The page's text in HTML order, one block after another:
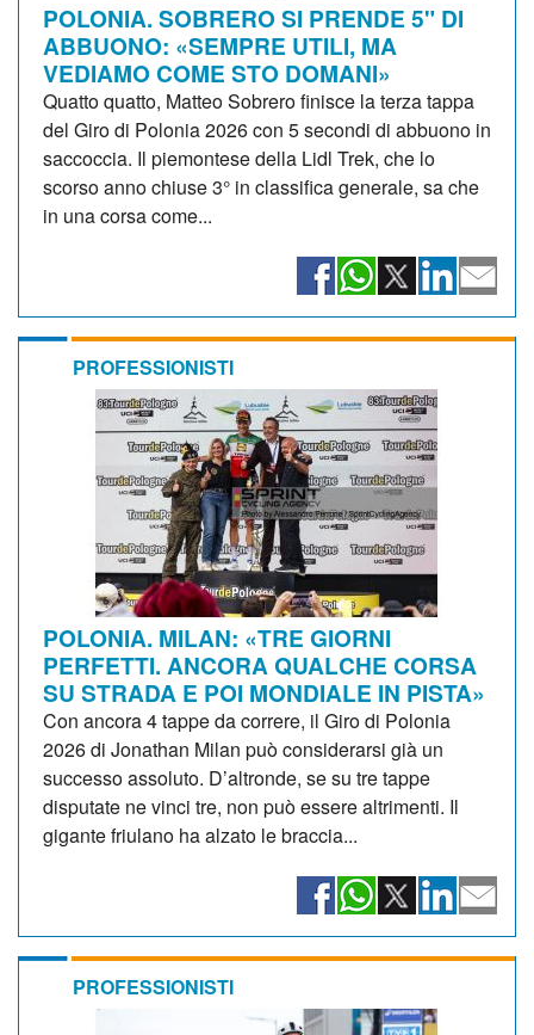
POLONIA. SOBRERO SI PRENDE 5" DI
ABBUONO: «SEMPRE UTILI, MA
VEDIAMO COME STO DOMANI»
Quatto quatto, Matteo Sobrero finisce la terza tappa
del Giro di Polonia 2026 con 5 secondi di abbuono in
saccoccia. Il piemontese della Lidl Trek, che lo
scorso anno chiuse 3° in classifica generale, sa che
in una corsa come...
PROFESSIONISTI
POLONIA. MILAN: «TRE GIORNI
PERFETTI. ANCORA QUALCHE CORSA
SU STRADA E POI MONDIALE IN PISTA»
Con ancora 4 tappe da correre, il Giro di Polonia
2026 di Jonathan Milan può considerarsi già un
successo assoluto. D’altronde, se su tre tappe
disputate ne vinci tre, non può essere altrimenti. Il
gigante friulano ha alzato le braccia...
PROFESSIONISTI